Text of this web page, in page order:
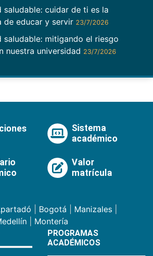
saludable: cuidar de ti es la
de educar y servir 23/7/2026
saludable: mitigando el riesgo
nuestra universidad 23/7/2026
Sistema
académico
Valor
matrícula
Bogotá Manizales
Montería
PROGRAMAS
ACADÉMICOS